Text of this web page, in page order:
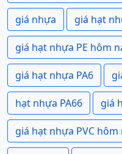
giá nhựa giá hạt
giá hạt nhựa PE hôm
giá hạt nhựa PA6
hạt nhựa PA66 giá
giá hạt nhựa PVC hôm